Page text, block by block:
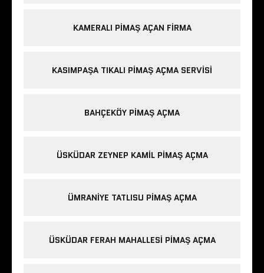
KAMERALI PIMAŞ AÇAN FIRMA
KASIMPAŞA TIKALI PIMAŞ AÇMA SERVISI
BAHÇEKÖY PIMAŞ AÇMA
ÜSKÜDAR ZEYNEP KAMIL PIMAŞ AÇMA
ÜMRANIYE TATLISU PIMAŞ AÇMA
ÜSKÜDAR FERAH MAHALLESI PIMAŞ AÇMA